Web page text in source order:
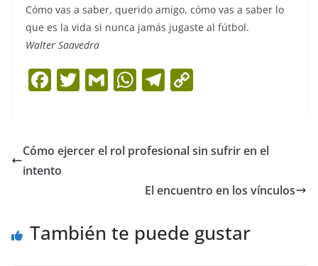
Cómo vas a saber, querido amigo, cómo vas a saber lo
que es la vida si nunca jamás jugaste al fútbol.
Walter Saavedra
F
e
b
k
T
er
G
l
W
s
p
T
gr
m
y
n
Cómo ejercer el rol profesional sin sufrir en el
intento
El encuentro en los vínculos
También te puede gustar